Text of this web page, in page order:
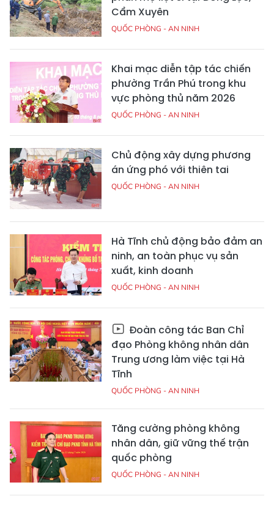
Cẩm Xuyên
QUỐC PHÒNG - AN NINH
Khai mạc diễn tập tác chiến
phường Trần Phú trong khu
vực phòng thủ năm 2026
QUỐC PHÒNG - AN NINH
Chủ động xây dựng phương
án ứng phó với thiên tai
QUỐC PHÒNG - AN NINH
Hà Tĩnh chủ động bảo đảm an
ninh, an toàn phục vụ sản
xuất, kinh doanh
QUỐC PHÒNG - AN NINH
Đoàn công tác Ban Chỉ
đạo Phòng không nhân dân
Trung ương làm việc tại Hà
Tĩnh
QUỐC PHÒNG - AN NINH
Tăng cường phòng không
nhân dân, giữ vững thế trận
quốc phòng
QUỐC PHÒNG - AN NINH